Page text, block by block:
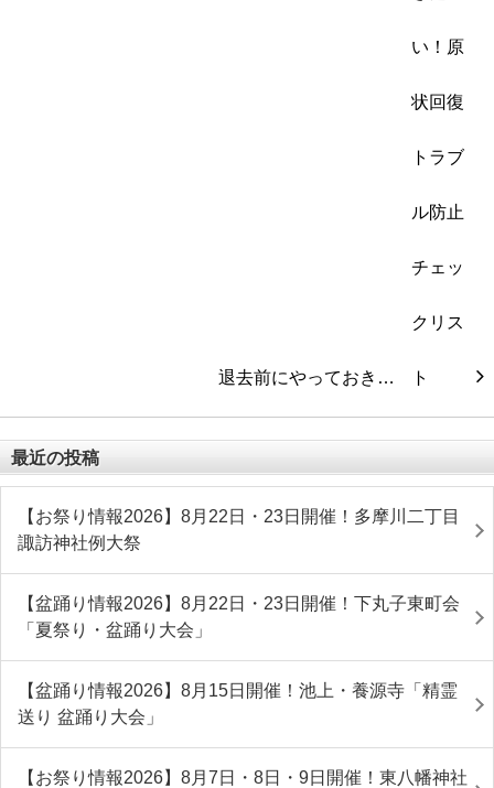
退去前にやっておき…
最近の投稿
【お祭り情報2026】8月22日・23日開催！多摩川二丁目
諏訪神社例大祭
【盆踊り情報2026】8月22日・23日開催！下丸子東町会
「夏祭り・盆踊り大会」
【盆踊り情報2026】8月15日開催！池上・養源寺「精霊
送り 盆踊り大会」
【お祭り情報2026】8月7日・8日・9日開催！東八幡神社